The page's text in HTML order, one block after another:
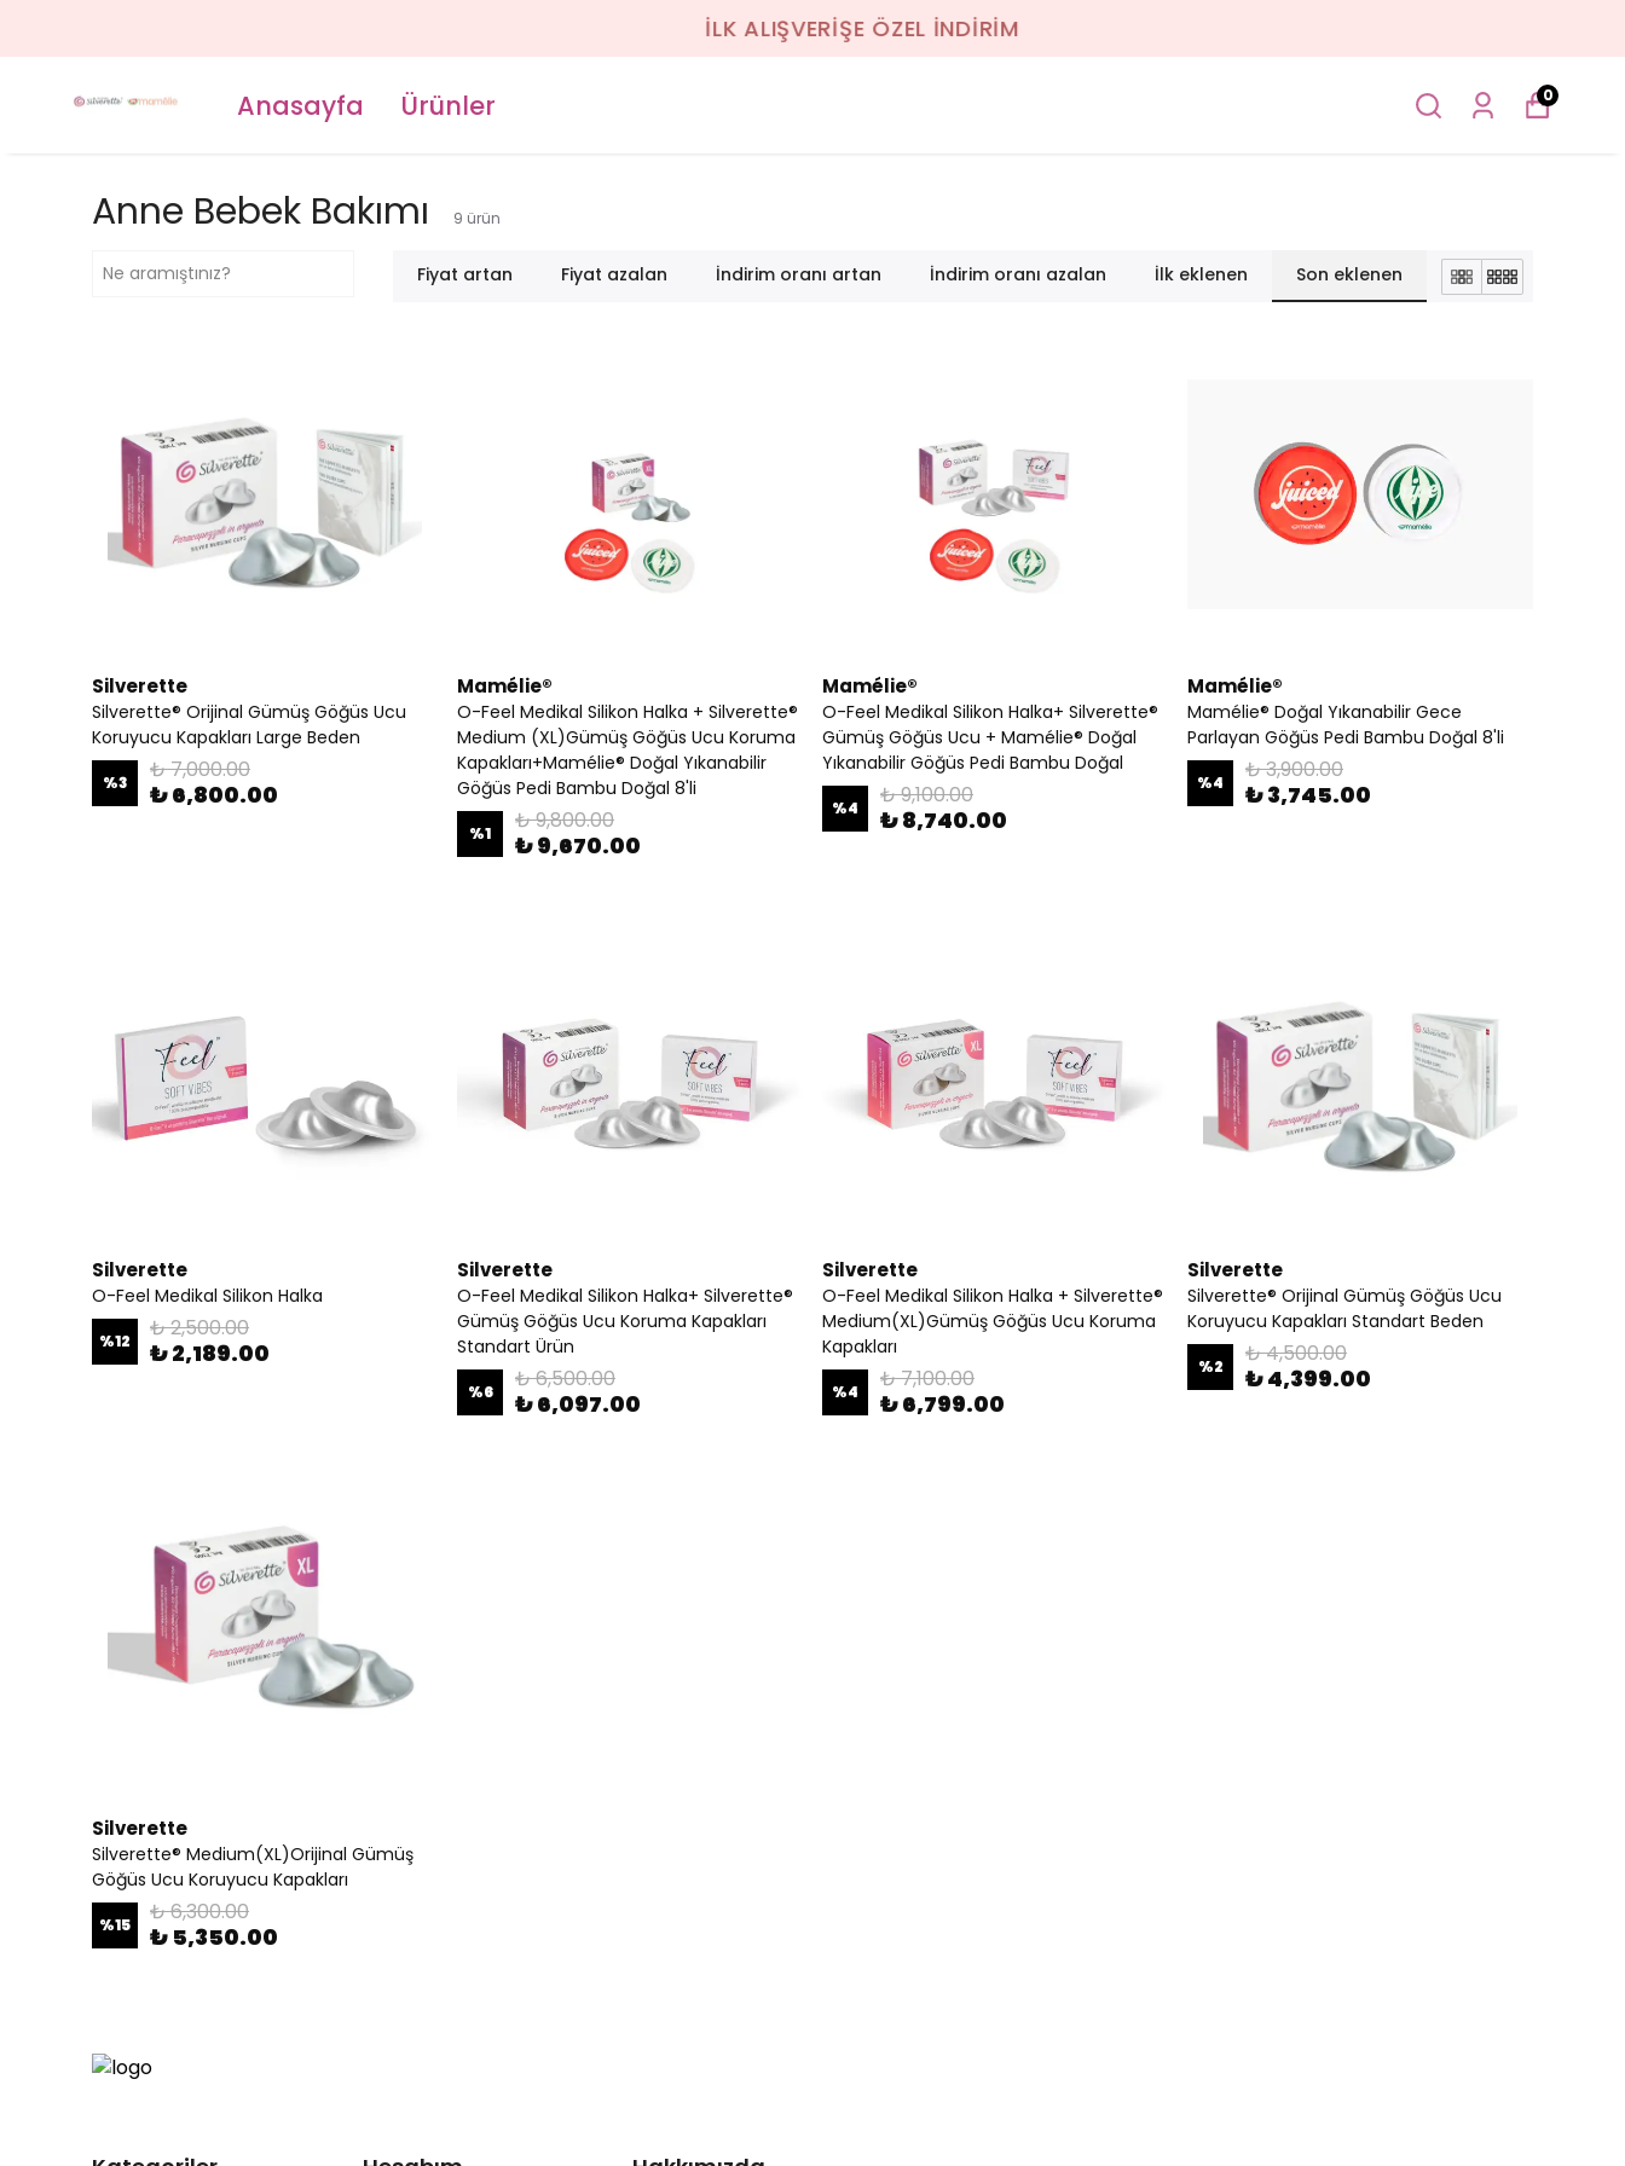
İLK ALIŞVERİŞE ÖZEL İNDİRİM
Anasayfa Ürünler 0
Anne Bebek Bakımı 9 ürün
Fiyat artan Fiyat azalan İndirim oranı artan İndirim oranı azalan İlk eklenen Son eklenen
Silverette
Silverette® Orijinal Gümüş Göğüs Ucu
Koruyucu Kapakları Large Beden
%3 ₺ 7,000.00
₺ 6,800.00
Mamélie®
O-Feel Medikal Silikon Halka + Silverette®
Medium (XL)Gümüş Göğüs Ucu Koruma
Kapakları+Mamélie® Doğal Yıkanabilir
Göğüs Pedi Bambu Doğal 8'li
%1 ₺ 9,800.00
₺ 9,670.00
Mamélie®
O-Feel Medikal Silikon Halka+ Silverette®
Gümüş Göğüs Ucu + Mamélie® Doğal
Yıkanabilir Göğüs Pedi Bambu Doğal
%4 ₺ 9,100.00
₺ 8,740.00
Mamélie®
Mamélie® Doğal Yıkanabilir Gece
Parlayan Göğüs Pedi Bambu Doğal 8'li
%4 ₺ 3,900.00
₺ 3,745.00
Silverette
O-Feel Medikal Silikon Halka
%12 ₺ 2,500.00
₺ 2,189.00
Silverette
O-Feel Medikal Silikon Halka+ Silverette®
Gümüş Göğüs Ucu Koruma Kapakları
Standart Ürün
%6 ₺ 6,500.00
₺ 6,097.00
Silverette
O-Feel Medikal Silikon Halka + Silverette®
Medium(XL)Gümüş Göğüs Ucu Koruma
Kapakları
%4 ₺ 7,100.00
₺ 6,799.00
Silverette
Silverette® Orijinal Gümüş Göğüs Ucu
Koruyucu Kapakları Standart Beden
%2 ₺ 4,500.00
₺ 4,399.00
Silverette
Silverette® Medium(XL)Orijinal Gümüş
Göğüs Ucu Koruyucu Kapakları
%15 ₺ 6,300.00
₺ 5,350.00